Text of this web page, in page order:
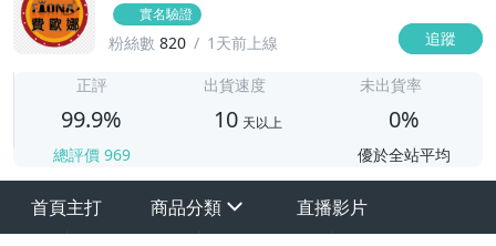
實名驗證
粉絲數 820 1天前上線 追蹤
正評
99.9%
總評價 969
出貨速度
10 天以上
未出貨率
0%
優於全站平均
首頁主打 商品分類 直播影片